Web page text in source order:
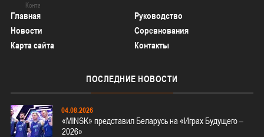
Контакты
Главная
Руководство
Новости
Соревнования
Карта сайта
Контакты
ПОСЛЕДНИЕ НОВОСТИ
04.08.2026
«MINSK» представил Беларусь на «Играх Будущего –
2026»